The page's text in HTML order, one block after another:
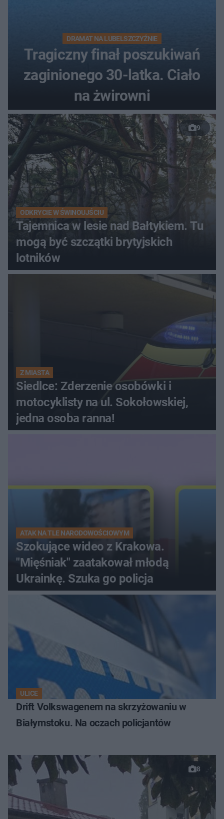
DRAMAT NA LUBELSZCZYŹNIE
Tragiczny finał poszukiwań
zaginionego 30-latka. Ciało
na żwirowni
9
ODKRYCIE W ŚWINOUJŚCIU
Tajemnica w lesie nad Bałtykiem. Tu
mogą być szczątki brytyjskich
lotników
Z MIASTA
Siedlce: Zderzenie osobówki i
motocyklisty na ul. Sokołowskiej,
jedna osoba ranna!
ATAK NA TLE NARODOWOŚCIOWYM
Szokujące wideo z Krakowa.
"Mięśniak" zaatakował młodą
Ukrainkę. Szuka go policja
ULICE
Drift Volkswagenem na skrzyżowaniu w
Białymstoku. Na oczach policjantów
8